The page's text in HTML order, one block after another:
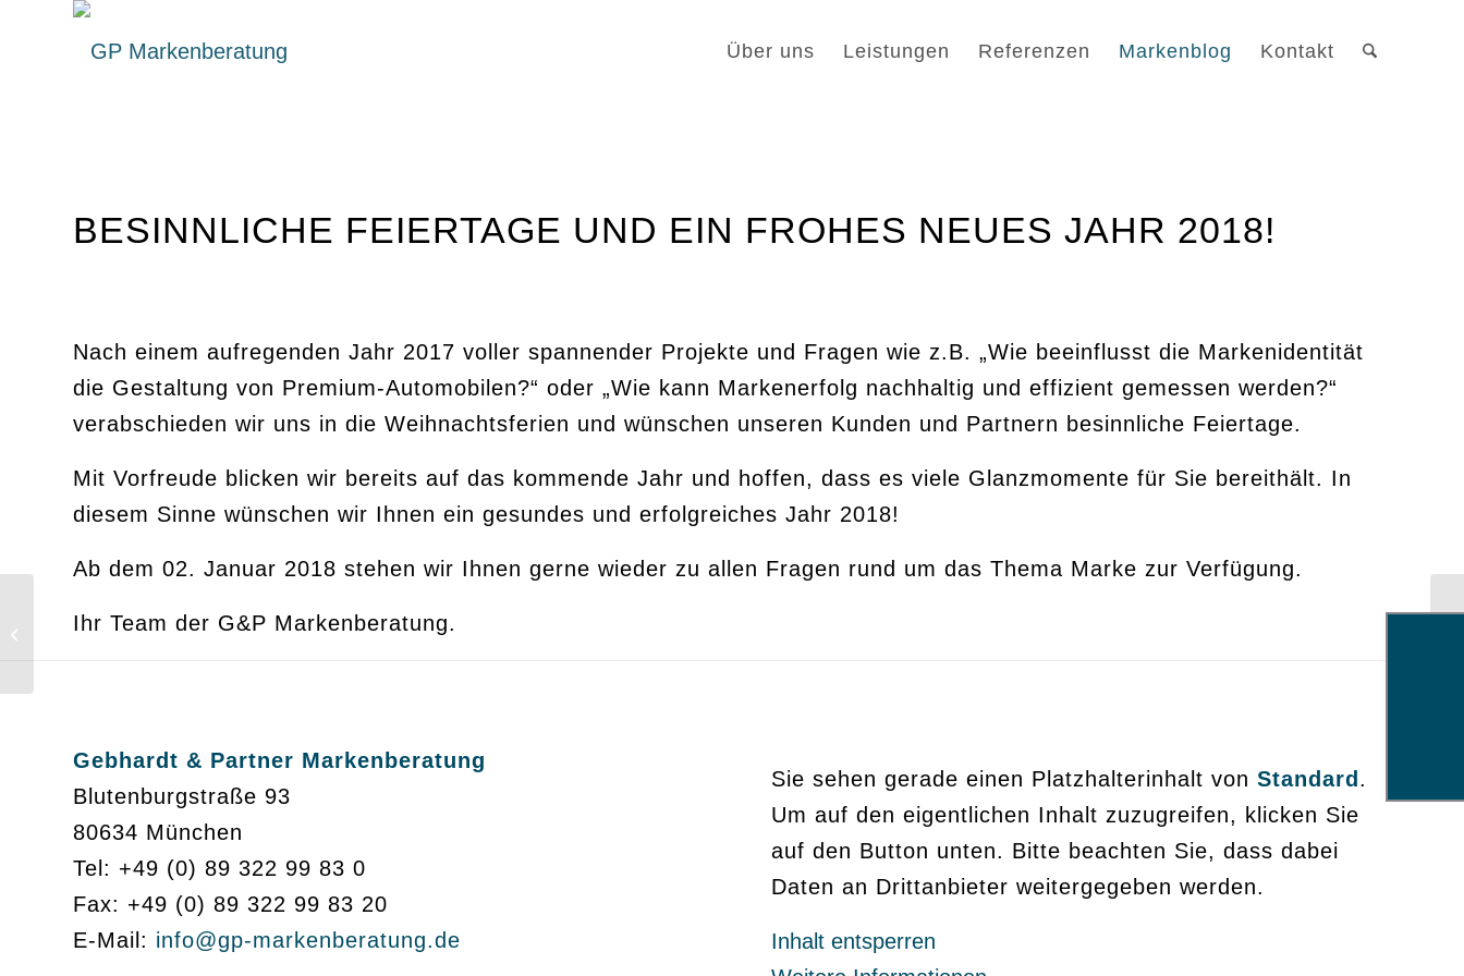
Über uns Leistungen Referenzen Markenblog Kontakt
BESINNLICHE FEIERTAGE UND EIN FROHES NEUES JAHR 2018!
Nach einem aufregenden Jahr 2017 voller spannender Projekte und Fragen wie z.B. „Wie beeinflusst die Markenidentität
die Gestaltung von Premium-Automobilen?“ oder „Wie kann Markenerfolg nachhaltig und effizient gemessen werden?“
verabschieden wir uns in die Weihnachtsferien und wünschen unseren Kunden und Partnern besinnliche Feiertage.
Mit Vorfreude blicken wir bereits auf das kommende Jahr und hoffen, dass es viele Glanzmomente für Sie bereithält. In
diesem Sinne wünschen wir Ihnen ein gesundes und erfolgreiches Jahr 2018!
Ab dem 02. Januar 2018 stehen wir Ihnen gerne wieder zu allen Fragen rund um das Thema Marke zur Verfügung.
Ihr Team der G&P Markenberatung.
Gebhardt & Partner Markenberatung
Blutenburgstraße 93
80634 München
Tel: +49 (0) 89 322 99 83 0
Fax: +49 (0) 89 322 99 83 20
E-Mail: info@gp-markenberatung.de
Sie sehen gerade einen Platzhalterinhalt vonStandard .
Um auf den eigentlichen Inhalt zuzugreifen, klicken Sie
auf den Button unten. Bitte beachten Sie, dass dabei
Daten an Drittanbieter weitergegeben werden.
Inhalt entsperren
freut sich über